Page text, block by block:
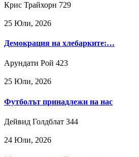
Крис Трайхорн 729
25 Юли, 2026
Демокрация на хлебарките:…
Арундати Рой 423
25 Юли, 2026
Футболът принадлежи на нас
Дейвид Голдблат 344
24 Юли, 2026